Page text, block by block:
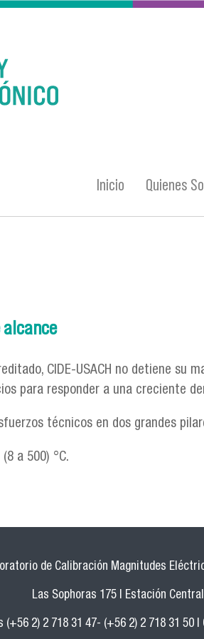
Inicio Quienes
alcance
CIDE-USACH no detiene
para responder a una creciente
técnicos en dos grandes
a 500) °C.
de alcance
de Calibración Magnitudes
Las Sophoras 175 | Estación
(+56 2) 2 718 31 47- (+56 2) 2 718 31 50 |